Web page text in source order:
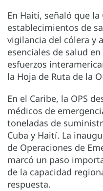
En Haití, señaló que la
establecimientos de
vigilancia del cólera y
esenciales de salud
esfuerzos
la Hoja de Ruta de la
En el Caribe, la OPS
médicos de
toneladas de
Cuba y Haití. La
de Operaciones de
marcó un paso
de la capacidad
respuesta.